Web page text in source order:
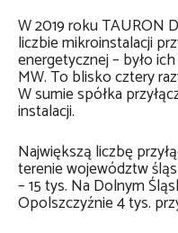
W 2019 roku TAURON
liczbie mikroinstalacji
energetycznej – było
MW. To blisko cztery
W sumie spółka
instalacji.
Największą liczbę
terenie województw
– 15 tys. Na Dolnym
Opolszczyźnie 4 tys.